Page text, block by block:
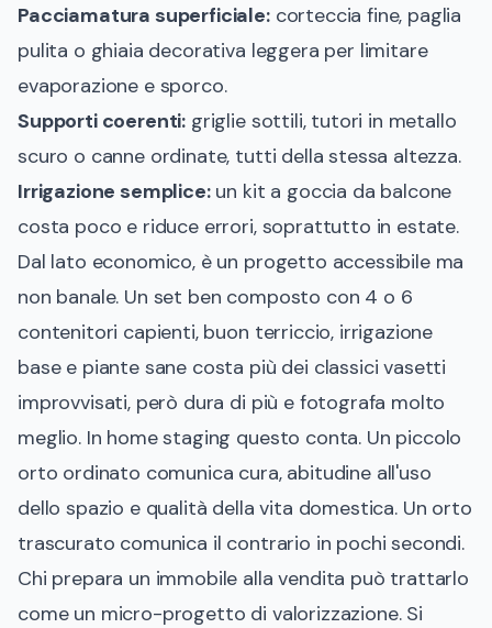
Pacciamatura superficiale:corteccia fine, paglia
pulita o ghiaia decorativa leggera per limitare
evaporazione e sporco.
Supporti coerenti: griglie sottili, tutori in metallo
scuro o canne ordinate, tutti della stessa altezza.
Irrigazione semplice:un kit a goccia da balcone
costa poco e riduce errori, soprattutto in estate.
Dal lato economico, è un progetto accessibile ma
non banale. Un set ben composto con 4 o 6
contenitori capienti, buon terriccio, irrigazione
base e piante sane costa più dei classici vasetti
improvvisati, però dura di più e fotografa molto
meglio. In home staging questo conta. Un piccolo
orto ordinato comunica cura, abitudine all'uso
dello spazio e qualità della vita domestica. Un orto
trascurato comunica il contrario in pochi secondi.
Chi prepara un immobile alla vendita può trattarlo
come un micro-progetto di valorizzazione. Si